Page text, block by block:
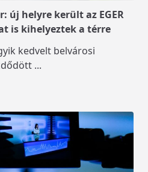
új helyre került az EGER
is kihelyeztek a térre
kedvelt belvárosi
...